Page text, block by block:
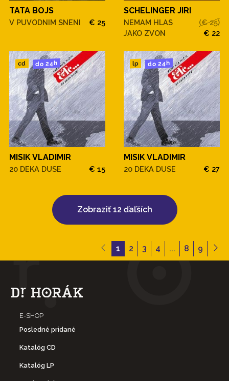
TATA BOJS
V PUVODNIM SNENI € 25
SCHELINGER JIRI
NEMAM HLAS
JAKO ZVON
(€ 25)
€ 22
cd do 24h
MISIK VLADIMIR
20 DEKA DUSE € 15
lp do 24h
MISIK VLADIMIR
20 DEKA DUSE € 27
Zobraziť 12 ďaľších
1 2 3 4 ... 8 9
E-SHOP
Posledné pridané
Katalóg CD
Katalóg LP